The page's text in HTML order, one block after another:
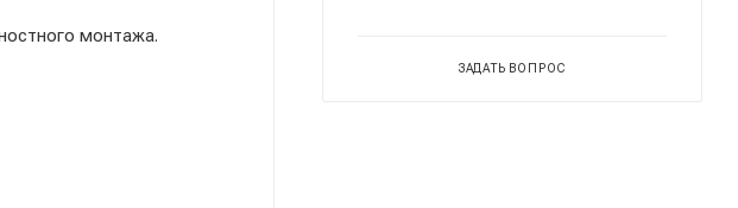
монтажа.
ЗАДАТЬ ВОПРОС